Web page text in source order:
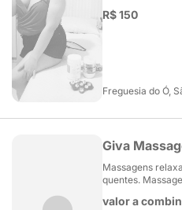
R$ 150
Freguesia do Ó,
Giva
Massagens
quentes.
valor a